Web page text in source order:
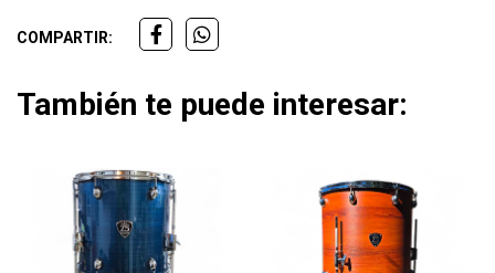
COMPARTIR:
También te puede interesar: